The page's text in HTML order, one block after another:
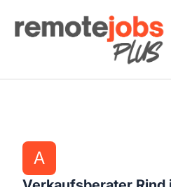
Remote Jobs Plus
A